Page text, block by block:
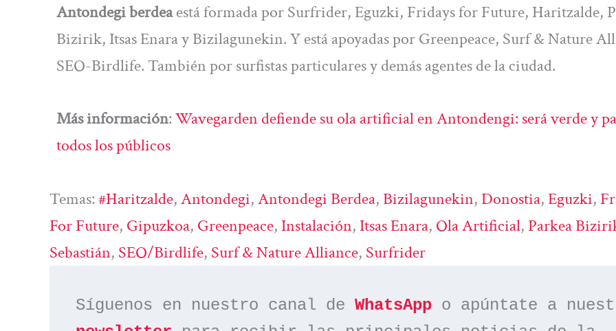
Antondegi berdeaestá formada por Surfrider, Eguzki, Fridays for Future, Haritzalde,
Bizirik, Itsas Enara y Bizilagunekin. Y está apoyadas por Greenpeace, Surf & Nature
SEO-Birdlife. También por surfistas particulares y demás agentes de la ciudad.
Más información:Wavegarden defiende su ola artificial en Antondengi: será verde y
todos los públicos
Temas:#haritzalde, Antondegi, Antondegi Berdea, Bizilagunekin, Donostia, Eguzki,
For Future, Gipuzkoa, Greenpeace, Instalación, Itsas Enara, Ola Artificial, Parkea
Sebastián, SEO/Birdlife, Surf & Nature Alliance, Surfrider
Síguenos en nuestro canal de WhatsApp